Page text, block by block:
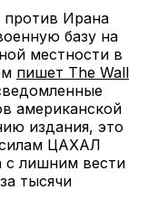
против Ирана
базу на
местности в
пишет The Wall
американской
издания, это
силам ЦАХАЛ
с лишним вести
тысячи